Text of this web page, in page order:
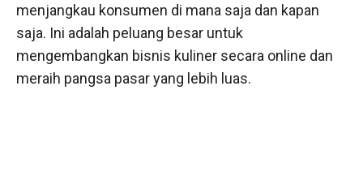
menjangkau konsumen di mana saja dan kapan
saja. Ini adalah peluang besar untuk
mengembangkan bisnis kuliner secara online dan
meraih pangsa pasar yang lebih luas.